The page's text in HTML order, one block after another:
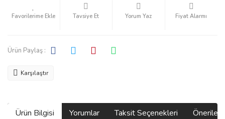
Tavsiye Et Yorum Yaz Fiyat Alarmı
Ürün Paylaş :
Karşılaştır
Ürün Bilgisi Yorumlar Taksit Seçenekleri